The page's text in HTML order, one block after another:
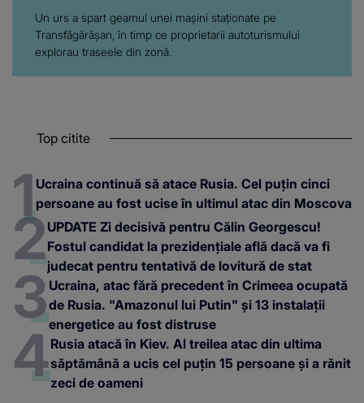
Un urs a spart geamul unei mașini staționate pe
Transfăgărășan, în timp ce proprietarii autoturismului
explorau traseele din zonă.
Top citite
Ucraina continuă să atace Rusia. Cel puțin cinci
persoane au fost ucise în ultimul atac din Moscova
UPDATE Zi decisivă pentru Călin Georgescu!
Fostul candidat la prezidențiale află dacă va fi
judecat pentru tentativă de lovitură de stat
Ucraina, atac fără precedent în Crimeea ocupată
de Rusia. "Amazonul lui Putin" și 13 instalații
energetice au fost distruse
Rusia atacă în Kiev. Al treilea atac din ultima
săptămână a ucis cel puțin 15 persoane și a rănit
zeci de oameni